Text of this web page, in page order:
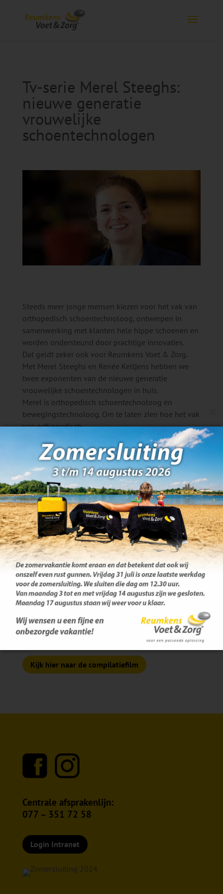
Tv-serie Merel Steeghs:
nieuwe generatie
vrouwelijke
schoentechnologen
Steeds meer jonge mensen kiezen voor het vak van
orthopedisch schoentechnoloog, ontwerpen in
samenwerking met klanten hele hippe schoenen en
worden ondersteund door prachtige innovaties.
Dat geldt zeker ook voor Reumkens Voet & Zorg.
Met Merel Steeghs en Renée Keltjens hebben we
twee exponenten van de nieuwe generatie
vrouwelijke schoentechnologen in huis.
Merel is orthopedisch schoentechnoloog én
bewegingstechnoloog. Om te laten zien hoe het vak
van orthopedisch
schoentechnicus/schoentechnoloog zich
ontwikkelt, heeft een filmploeg Merel het afgelopen
jaar gevolgd. Zo is een zesdelige tv-serie over een
jonge vrouw in ons vak ontstaan. Voor de eerste
keer in Nederland is dit op deze manier in beeld
gebracht.
Kijk hier naar aflevering-1
Kijk hier naar aflevering-2
Kijk hier naar aflevering-3
Kijk hier naar aflevering-4
Kijk hier naar aflevering-5
Kijk hier naar de compilatiefilm
Centrale afsprakenlijn:
077 – 351 72 58
Login Intranet